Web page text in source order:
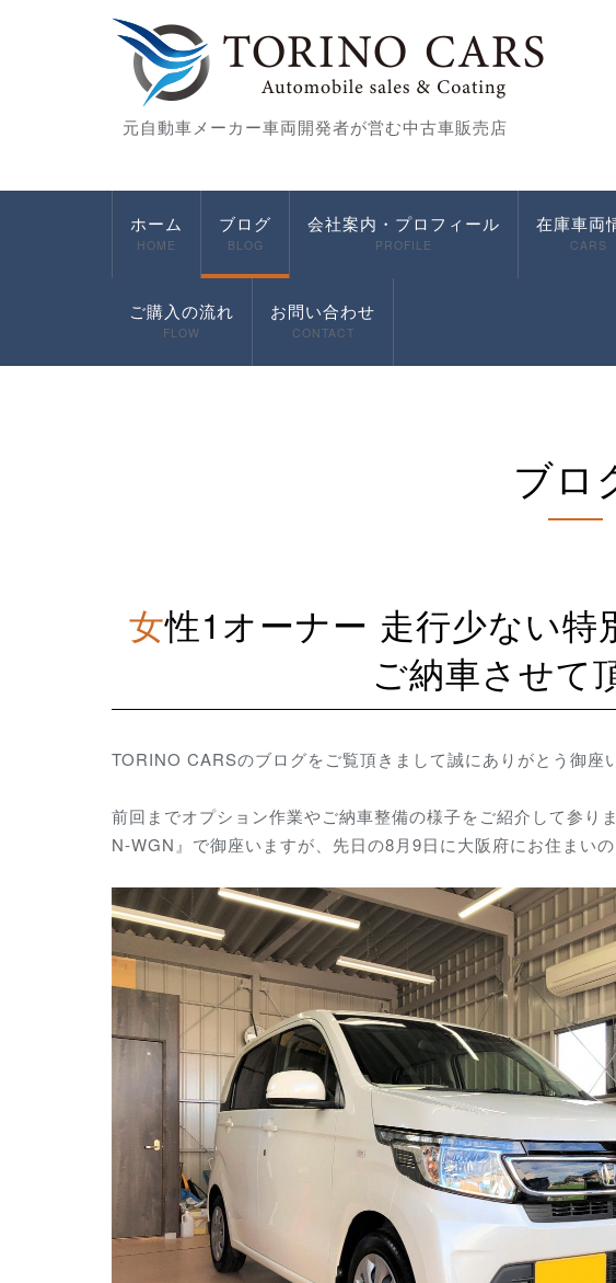
元自動車メーカー車両開発者が営む中古車販売店
ホーム
HOME
ブログ
BLOG
会社案内・プロフィール
PROFILE
在庫車両
CARS
ご購入の流れ
FLOW
お問い合わせ
CONTACT
ブロ
女性1オーナー 走行少ない特別仕様車 HONDA N-WGN
ご納車させて
TORINO CARSのブログをご覧頂きまして誠にありがとう御座
前回までオプション作業やご納車整備の様子をご紹介して参
N-WGN』で御座いますが、先日の8月9日に大阪府にお住まい